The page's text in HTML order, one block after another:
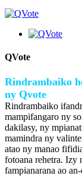
QVote
Rindrambaiko
ny Qvote
Rindrambaiko
mampifangaro ny
dakilasy, ny
mamindra ny
atao ny manao
fotoana rehetra. Izy
fampianarana ao